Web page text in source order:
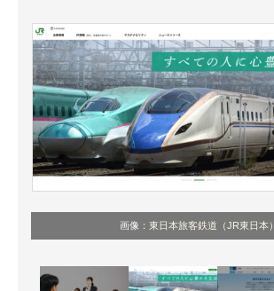
エレクトロニクス専門サイト
電子設計の基本と応用
エネルギーの専門メディア
建設×テクノロジーの最前線
画像： 東日本旅客鉄道（JR東日本）